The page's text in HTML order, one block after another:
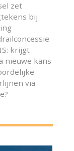
zet
bij
krijgt
nieuwe kans
via